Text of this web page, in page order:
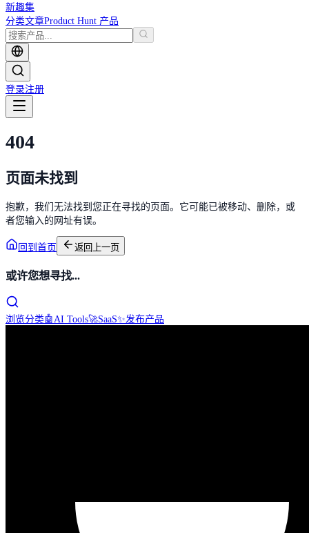
新趣集
分类文章Product Hunt 产品
登录注册
404
页面未找到
抱歉，我们无法找到您正在寻找的页面。它可能已被移动、删除，或
者您输入的网址有误。
回到首页 返回上一页
或许您想寻找...
浏览分类🤖 AI Tools🚀SaaS✨发布产品